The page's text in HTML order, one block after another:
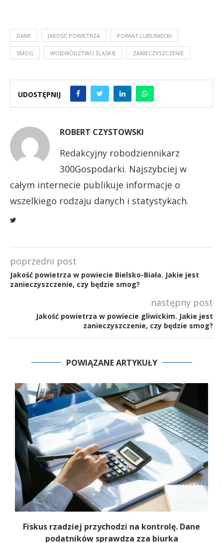
DANE JAKOŚĆ POWIETRZA POWIAT LUBLINIECKI
SMOG WOJEWÓDZTWO ŚLĄSKIE ZANIECZYSZCZENIE
UDOSTĘPNIJ
ROBERT CZYSTOWSKI
Redakcyjny robodziennikarz
300Gospodarki. Najszybciej w
całym internecie publikuje informacje o
wszelkiego rodzaju danych i statystykach.
poprzedni post
Jakość powietrza w powiecie Bielsko-Biała. Jakie jest
zanieczyszczenie, czy będzie smog?
następny post
Jakość powietrza w powiecie gliwickim. Jakie jest
zanieczyszczenie, czy będzie smog?
POWIĄZANE ARTYKUŁY
Fiskus rzadziej przychodzi na kontrolę. Dane
podatników sprawdza zza biurka